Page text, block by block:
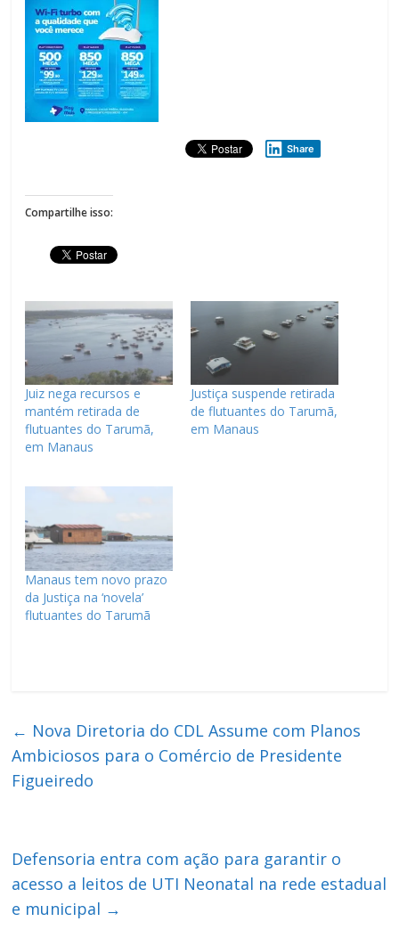
Share
Compartilhe isso:
Juiz nega recursos e
mantém retirada de
flutuantes do Tarumã,
em Manaus
Justiça suspende retirada
de flutuantes do Tarumã,
em Manaus
Manaus tem novo prazo
da Justiça na ‘novela’
flutuantes do Tarumã
← Nova Diretoria do CDL Assume com Planos
Ambiciosos para o Comércio de Presidente
Figueiredo
Defensoria entra com ação para garantir o
acesso a leitos de UTI Neonatal na rede estadual
e municipal →